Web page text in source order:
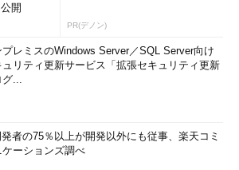
開
PR(デノン)
プレミスのWindows Server／SQL Server向け
ュリティ更新サービス「拡張セキュリティ更新
グ...
発者の75％以上が開発以外にも従事、楽天コミ
ケーションズ調べ